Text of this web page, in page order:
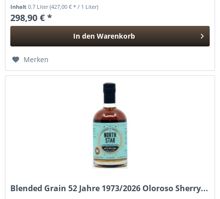
Inhalt0.7 Liter(427,00 € * / 1 Liter)
298,90 € *
In den Warenkorb
Merken
Blended Grain 52 Jahre 1973/2026 Oloroso Sherry...